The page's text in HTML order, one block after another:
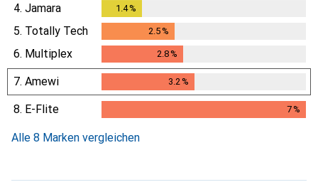
4. Jamara 1.4%
5. Totally Tech 2.5%
6. Multiplex 2.8%
7. Amewi 3.2 %
8. E-Flite 7%
Alle 8 Marken vergleichen